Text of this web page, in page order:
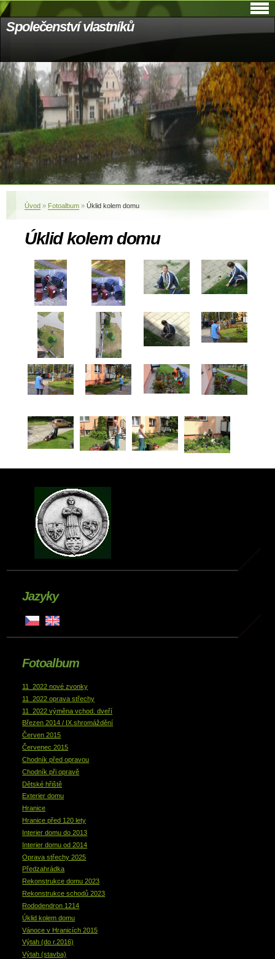
Společenství vlastníků
Úvod » Fotoalbum » Úklid kolem domu
Úklid kolem domu
Jazyky
Fotoalbum
11_2022 nové zvonky
11_2022 oprava střechy
11_2022 výměna vchod. dveří
Březen 2014 / IX.shromáždění
Červen 2015
Červenec 2015
Chodník před opravou
Chodník při opravě
Dětské hřiště
Exterier domu
Hranice
Hranice před 120 lety
Interier domu do 2013
Interier domu od 2014
Oprava střechy 2025
Předzahrádka
Rekonstrukce domu 2023
Rekonstrukce schodů 2023
Rododendron 1214
Úklid kolem domu
Vánoce v Hranicích 2015
Výtah (do r.2016)
Výtah (stavba)